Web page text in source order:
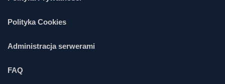
Polityka Cookies
Administracja serwerami
FAQ